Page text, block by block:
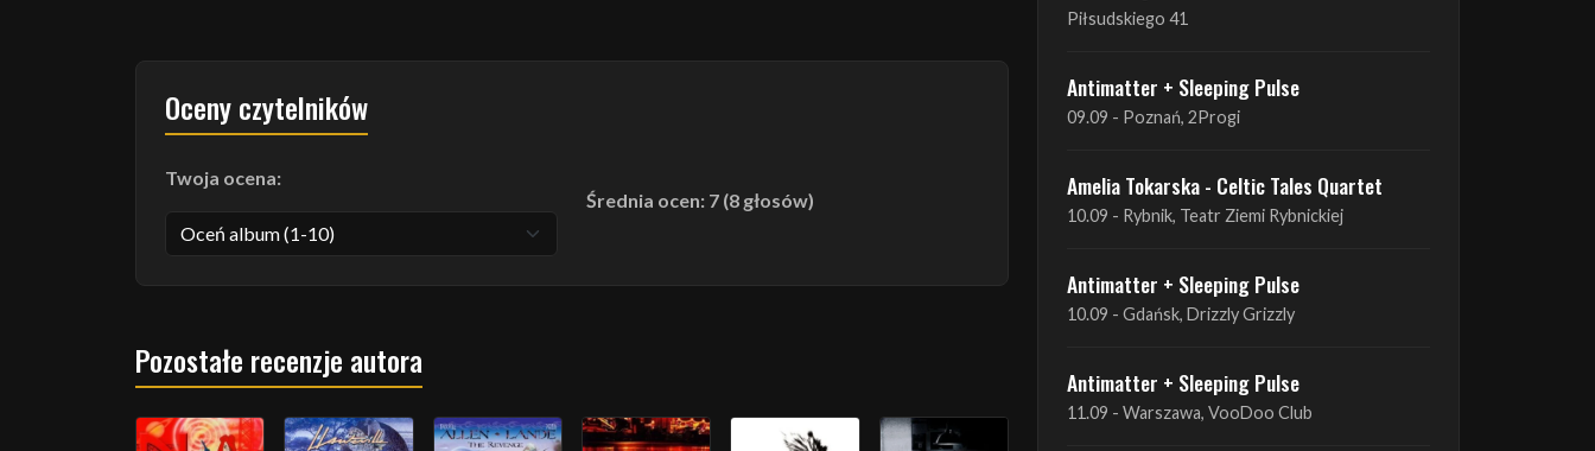
Oceny czytelników
Twoja ocena:
Średnia ocen: 7 (8 głosów)
Pozostałe recenzje autora
ProgRockFest 2026
Piłsudskiego 41
09.09 - Poznań, 2Progi
10.09 - Rybnik, Teatr Ziemi Rybnickiej
10.09 - Gdańsk, Drizzly Grizzly